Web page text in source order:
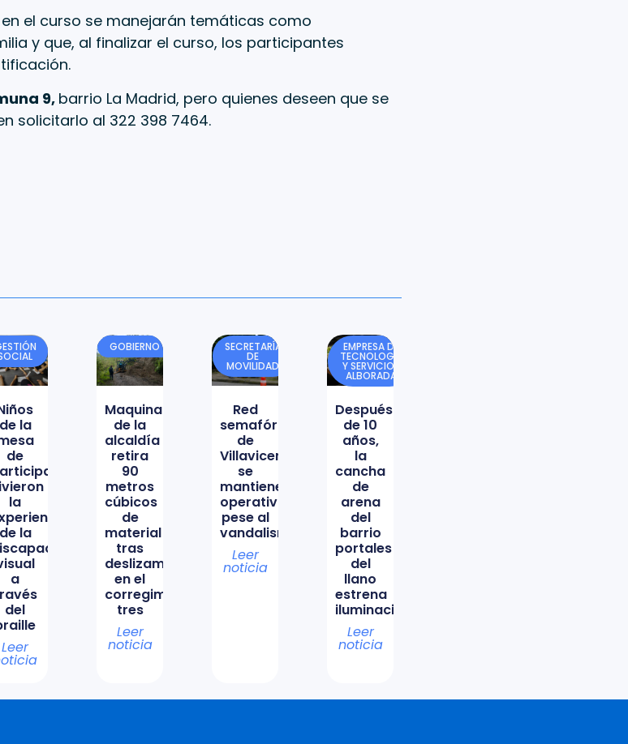
el curso se manejarán temáticas como
y que, al finalizar el curso, los participantes
9, barrio La Madrid, pero quienes deseen que se
solicitarlo al 322 398 7464.
de la
de
la
de la
a
del
Leer
GOBIERNO
Maquinaria
de la
alcaldía
retira
90
metros
cúbicos
de
material
tras
deslizamiento
en el
corregimiento
tres
Leer
noticia
SECRETARÍA
DE
MOVILIDAD
Red
semafórica
de
Villavicencio
se
mantiene
operativa
pese al
vandalismo
Leer
noticia
EMPRESA DE
TECNOLOGÍA
Y SERVICIOS
ALBORADA
Después
de 10
años,
la
cancha
de
arena
del
barrio
portales
del
llano
estrena
iluminación
Leer
noticia